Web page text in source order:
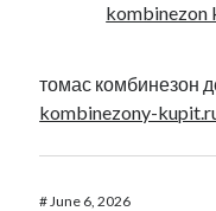
kombinezon
томас комбинезон
kombinezony-
#June 6, 2026